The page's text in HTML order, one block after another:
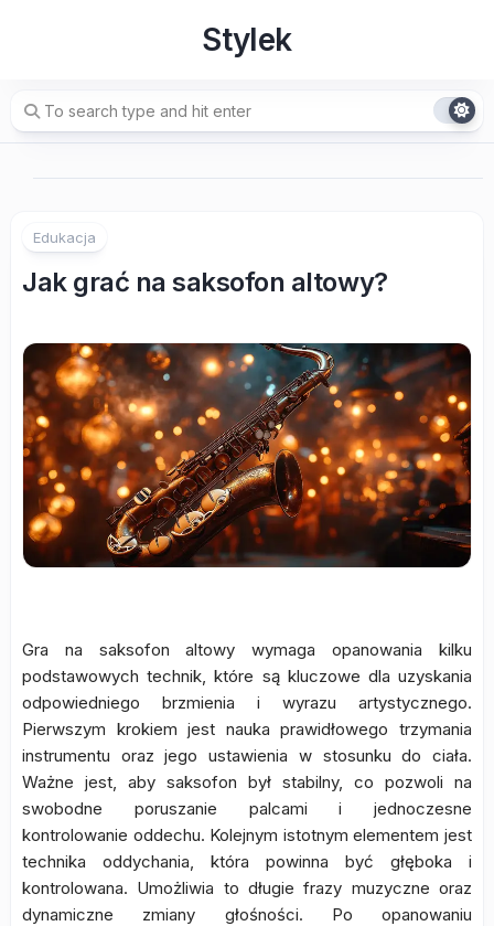
Stylek
Edukacja
Jak grać na saksofon altowy?
Gra na saksofon altowy wymaga opanowania kilku
podstawowych technik, które są kluczowe dla uzyskania
odpowiedniego brzmienia i wyrazu artystycznego.
Pierwszym krokiem jest nauka prawidłowego trzymania
instrumentu oraz jego ustawienia w stosunku do ciała.
Ważne jest, aby saksofon był stabilny, co pozwoli na
swobodne poruszanie palcami i jednoczesne
kontrolowanie oddechu. Kolejnym istotnym elementem jest
technika oddychania, która powinna być głęboka i
kontrolowana. Umożliwia to długie frazy muzyczne oraz
dynamiczne zmiany głośności. Po opanowaniu